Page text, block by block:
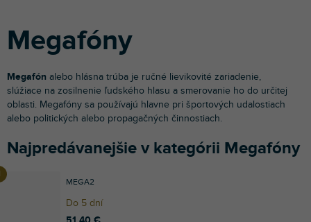
Megafóny
Megafón alebo hlásna trúba je ručné lievikovité zariadenie,
slúžiace na zosilnenie ľudského hlasu a smerovanie ho do určitej
oblasti. Megafóny sa používajú hlavne pri športových udalostiach
alebo politických alebo propagačných činnostiach.
Najpredávanejšie v kategórii Megafóny
MEGA2
Do 5 dní